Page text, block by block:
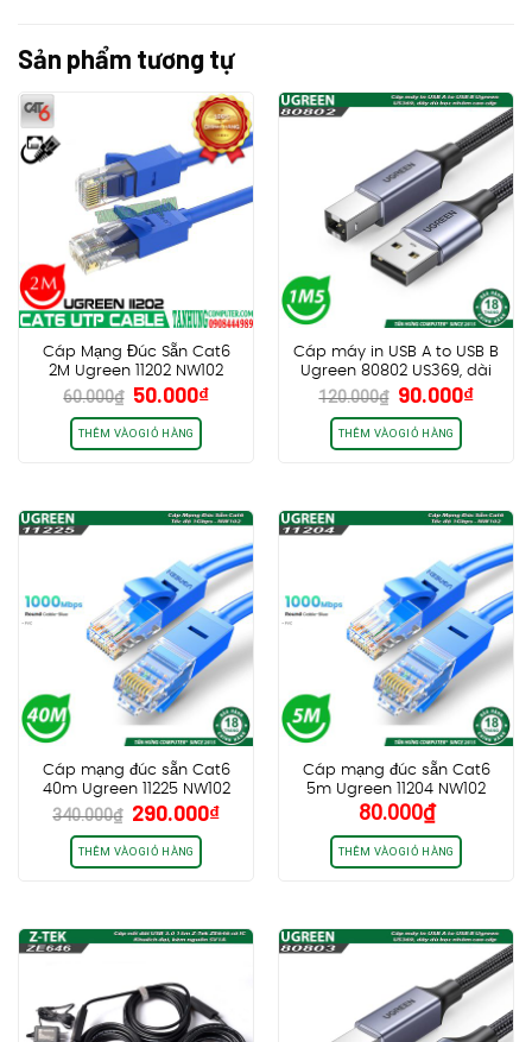
Sản phẩm tương tự
Cáp Mạng Đúc Sẵn Cat6
2M Ugreen 11202 NW102
60.000₫ Giá
gốc
là:
60.000₫.
50.000₫Giá
THÊM VÀO GIỎ HÀNG
Cáp máy in USB A to USB B
Ugreen 80802 US369, dài
1m5, dây dù bọc nhôm cao
cấp
120.000₫ Giá
gốc
là:
120.000₫.
90.000₫Giá
THÊM VÀO GIỎ HÀNG
Cáp mạng đúc sẵn Cat6
40m Ugreen 11225 NW102
340.000₫ Giá
gốc
là:
340.000₫.
290.000₫Giá
THÊM VÀO GIỎ HÀNG
Cáp mạng đúc sẵn Cat6
5m Ugreen 11204 NW102
80.000₫
THÊM VÀO GIỎ HÀNG